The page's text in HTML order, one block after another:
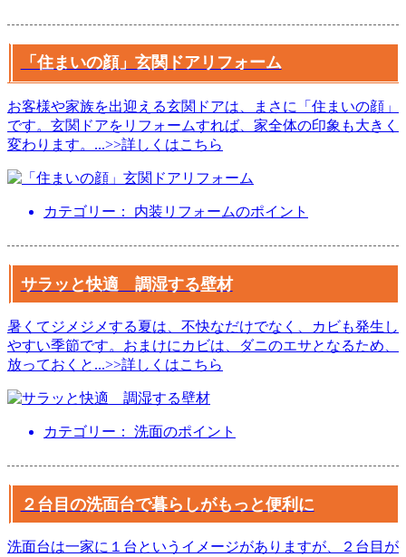
「住まいの顔」玄関ドアリフォーム
お客様や家族を出迎える玄関ドアは、まさに「住まいの顔」
です。玄関ドアをリフォームすれば、家全体の印象も大きく
変わります。 ...>>詳しくはこちら
カテゴリー： 内装リフォームのポイント
サラッと快適 調湿する壁材
暑くてジメジメする夏は、不快なだけでなく、カビも発生し
やすい季節です。おまけにカビは、ダニのエサとなるため、
放っておくと ...>>詳しくはこちら
カテゴリー： 洗面のポイント
２台目の洗面台で暮らしがもっと便利に
洗面台は一家に１台というイメージがありますが、２台目が